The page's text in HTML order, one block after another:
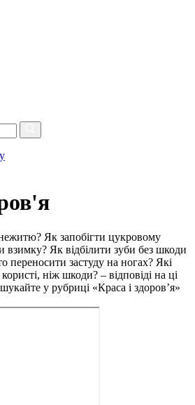
Як запобігти цукровому
взимку? Як відбілити зуби без шкоди
переносити застуду на ногах? Які
ніж шкоди? – відповіді на ці
у рубриці «Краса і здоров’я»